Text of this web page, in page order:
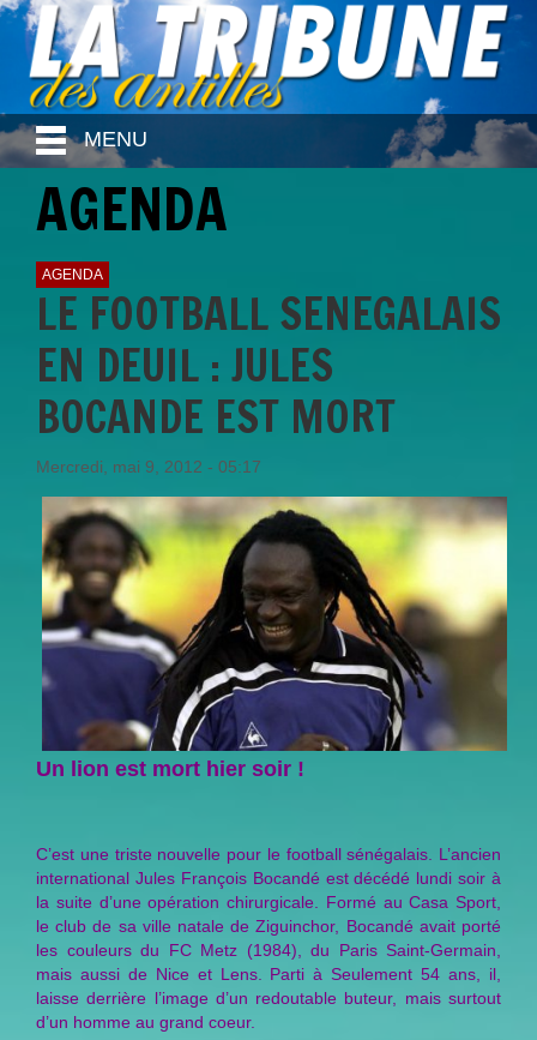
MENU
AGENDA
AGENDA
LE FOOTBALL SENEGALAIS
EN DEUIL : JULES
BOCANDE EST MORT
Mercredi, mai 9, 2012 - 05:17
Un lion est mort hier soir !
C’est une triste nouvelle pour le football sénégalais. L’ancien
international Jules François Bocandé est décédé lundi soir à
la suite d’une opération chirurgicale. Formé au Casa Sport,
le club de sa ville natale de Ziguinchor, Bocandé avait porté
les couleurs du FC Metz (1984), du Paris Saint-Germain,
mais aussi de Nice et Lens. Parti à Seulement 54 ans, il,
laisse derrière l’image d’un redoutable buteur, mais surtout
d’un homme au grand coeur.